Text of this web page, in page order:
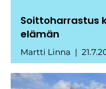
Soittoharrastus
elämän
Martti Linna